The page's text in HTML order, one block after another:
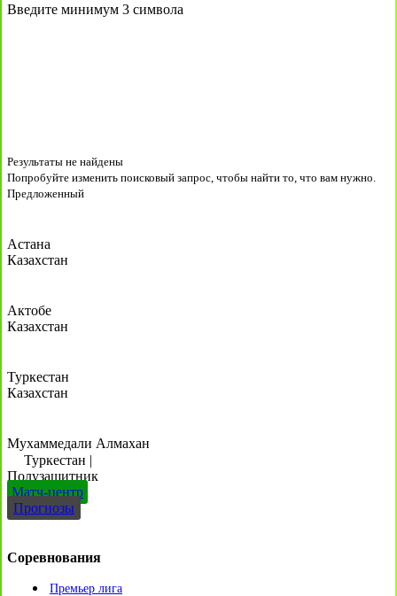
Введите минимум 3 символа
Результаты не найдены
Попробуйте изменить поисковый запрос, чтобы найти то, что вам нужно.
Предложенный
Астана
Казахстан
Актобе
Казахстан
Туркестан
Казахстан
Мухаммедали Алмахан
Туркестан |
Полузащитник
Матч-центр
Прогнозы
Соревнования
Премьер лига